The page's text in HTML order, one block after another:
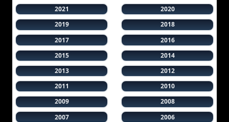
2021
2020
2019
2018
2017
2016
2015
2014
2013
2012
2011
2010
2009
2008
2007
2006